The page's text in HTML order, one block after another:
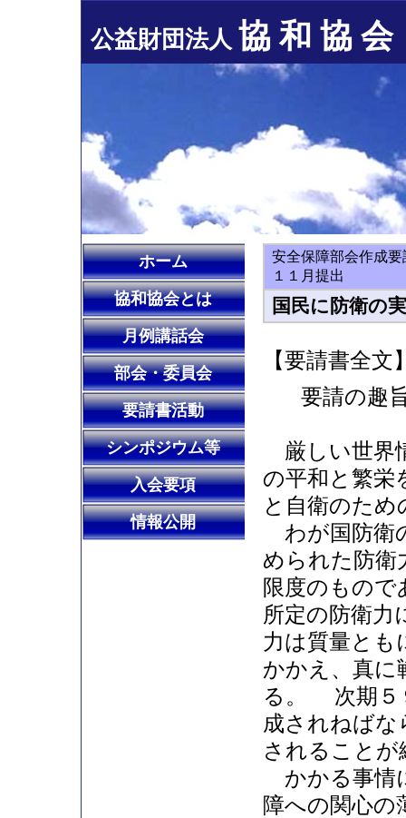
公益財団法人 協 和 協 会
ホーム
協和協会とは
月例講話会
部会・委員会
要請書活動
シンポジウム等
入会要項
情報公開
安全保障部会作成
１１月提出
国民に防衛の
【要請書全文
要請の趣
厳しい世界
の平和と繁栄
と自衛のた
わが国防衛
められた防衛
限度のもので
所定の防衛力
力は質量とも
かかえ、真に
る。 次期５
成されねばな
されることが
かかる事情
障への関心の